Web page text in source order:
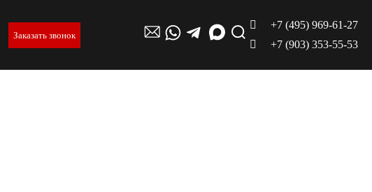
Заказать звонок
+7 (495) 969-61-27
+7 (903) 353-55-53